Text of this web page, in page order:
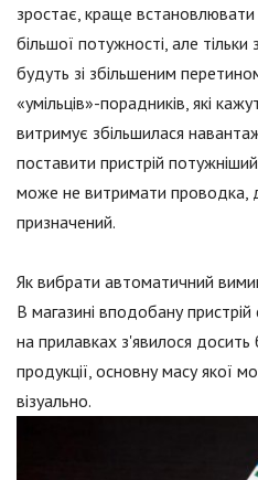
зростає, краще
більшої потужності, але
будуть зі збільшеним
«умільців»-порадників, які
витримує збільшилася
поставити пристрій
може не витримати проводка,
призначений.
Як вибрати автоматичний
В магазині вподобану
на прилавках з'явилося досить
продукції, основну масу якої
візуально.